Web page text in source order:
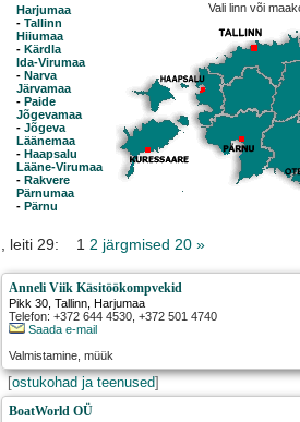
Harjumaa
- Tallinn
Hiiumaa
- Kärdla
Ida-Virumaa
- Narva
Järvamaa
- Paide
Jõgevamaa
- Jõgeva
Läänemaa
- Haapsalu
Lääne-Virumaa
- Rakvere
Pärnumaa
- Pärnu
Vali linn või
, leiti 29: 1 2 järgmised 20 »
Anneli Viik Käsitöökompvekid
Pikk 30 ,Tallinn , Harjumaa
Telefon: +372 644 4530, +372 501 4740
Saada e-mail
Valmistamine, müük
[ostukohad ja teenused]
BoatWorld OÜ